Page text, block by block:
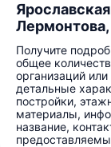
Получите
общее
организаций
детальные
постройки,
материалы,
название,